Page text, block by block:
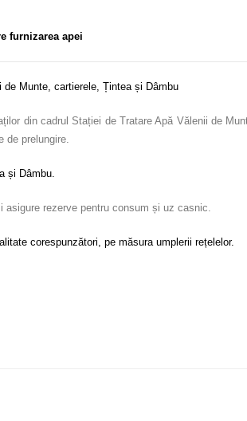
furnizarea apei
de Munte, cartierele, Țintea și Dâmbu
din cadrul Stației de Tratare Apă Vălenii de
de prelungire.
și Dâmbu.
rezerve pentru consum și uz casnic.
corespunzători, pe măsura umplerii rețelelor.